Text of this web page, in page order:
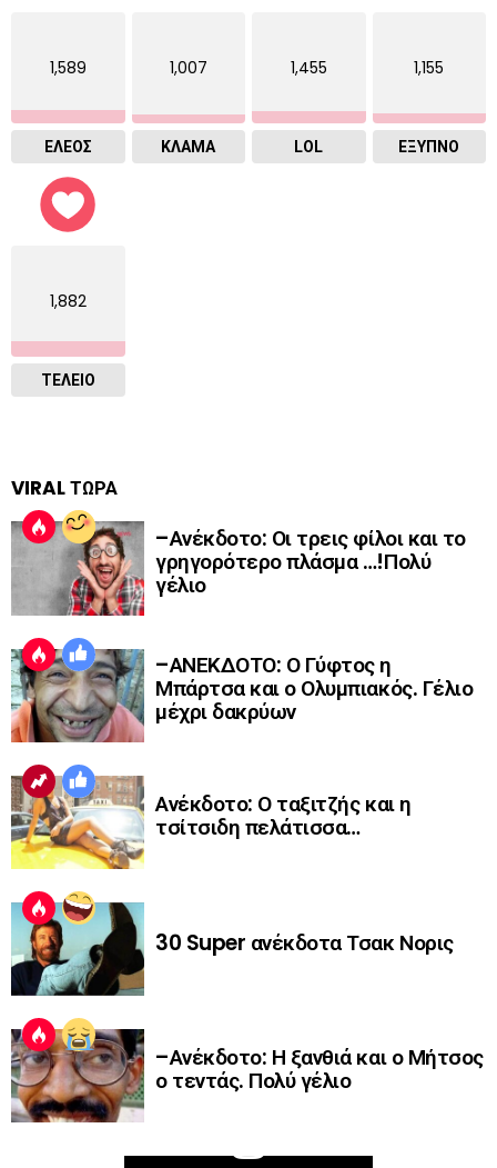
1,589
ΕΛΕΟΣ
1,007
ΚΛΑΜΑ
1,455
LOL
1,155
ΈΞΥΠΝΟ
1,882
ΤΕΛΕΙΟ
VIRAL ΤΩΡΑ
–Ανέκδοτο: Οι τρεις φίλοι και το
γρηγορότερο πλάσμα …!Πολύ
γέλιο
–ΑΝΕΚΔΟΤΟ: Ο Γύφτος η
Μπάρτσα και ο Ολυμπιακός. Γέλιο
μέχρι δακρύων
Ανέκδοτο: Ο ταξιτζής και η
τσίτσιδη πελάτισσα…
30 Super ανέκδοτα Τσακ Νορις
–Ανέκδοτο: Η ξανθιά και ο Μήτσος
ο τεντάς. Πολύ γέλιο